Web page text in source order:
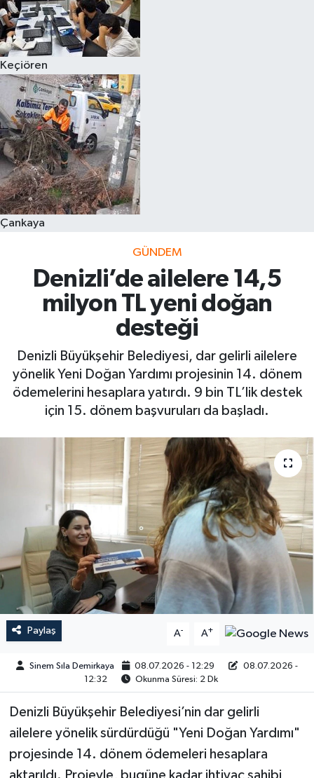
Keçiören
Çankaya
GÜNDEM
Denizli’de ailelere 14,5
milyon TL yeni doğan
desteği
Denizli Büyükşehir Belediyesi, dar gelirli ailelere
yönelik Yeni Doğan Yardımı projesinin 14. dönem
ödemelerini hesaplara yatırdı. 9 bin TL’lik destek
için 15. dönem başvuruları da başladı.
Paylaş A- A+
Sinem Sıla Demirkaya 08.07.2026 - 12:29
08.07.2026 -
12:32
Okunma Süresi: 2 Dk
Denizli Büyükşehir Belediyesi’nin dar gelirli
ailelere yönelik sürdürdüğü "Yeni Doğan Yardımı"
projesinde 14. dönem ödemeleri hesaplara